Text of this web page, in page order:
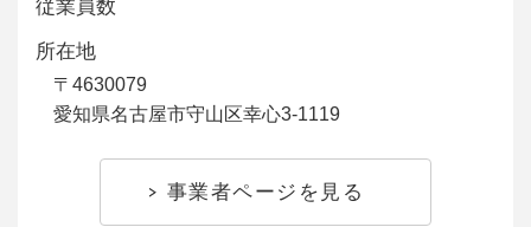
従業員数
所在地
〒4630079
愛知県名古屋市守山区幸心3-1119
事業者ページを見る